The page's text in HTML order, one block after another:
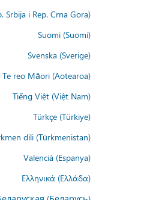
Srbija i Rep. Crna Gora)
Suomi (Suomi)
Svenska (Sverige)
Te reo Māori (Aotearoa)
Tiếng Việt (Việt Nam)
Türkçe (Türkiye)
dili (Türkmenistan)
Valencià (Espanya)
Ελληνικά (Ελλάδα)